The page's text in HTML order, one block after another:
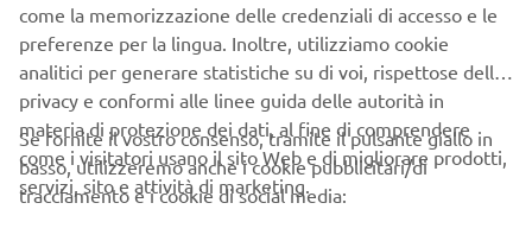
CORPORATE
B2B
PIÙ YAMAHA
come la memorizzazione delle credenziali di accesso e le
preferenze per la lingua. Inoltre, utilizziamo cookie
analitici per generare statistiche su di voi, rispettose della
privacy e conformi alle linee guida delle autorità in
materia di protezione dei dati, al fine di comprendere
come i visitatori usano il sito Web e di migliorare prodotti,
servizi, sito e attività di marketing.
Se fornite il vostro consenso, tramite il pulsante giallo in
basso, utilizzeremo anche i cookie pubblicitari/di
tracciamento e i cookie di social media: